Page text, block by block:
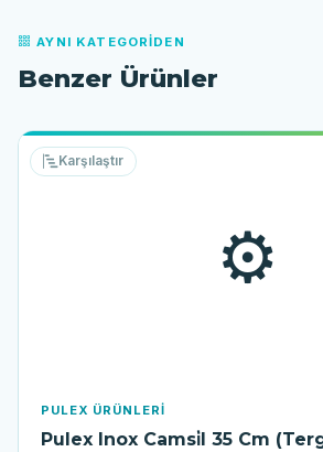
AYNI KATEGORIDEN
Benzer Ürünler
⚙️
Karşılaştır
PULEX ÜRÜNLERI
Pulex Inox Camsi̇l 35 Cm